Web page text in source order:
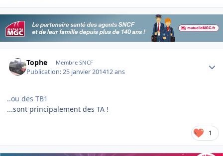
Tophe Membre SNCF
Publication:25 janvier 201412 ans
..ou des TB1
...sont principalement des TA !
1